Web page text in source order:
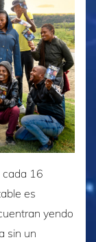
cada 16
es
yendo
sin un